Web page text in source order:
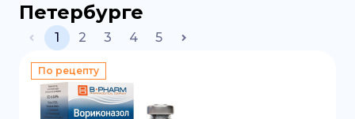
Петербурге
1 2 3 4 5
По рецепту